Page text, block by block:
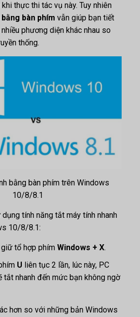
thực thi tác vụ này. Tuy nhiên
bàn phím vẫn giúp bạn tiết
phương diện khác nhau so
thống.
bằng bàn phím trên Windows
10/8/8.1
tính năng tắt máy tính nhanh
10/8/8.1:
giữ tổ hợp phím Windows + X.
U liên tục 2 lần, lúc này, PC
tắt nhanh đến mức bạn không ngờ
hơn so với những bản Windows